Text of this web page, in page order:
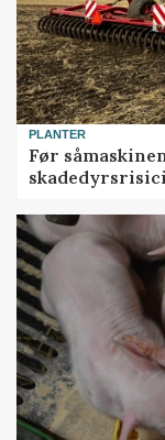
PLANTER
Før
skadedyrsrisici